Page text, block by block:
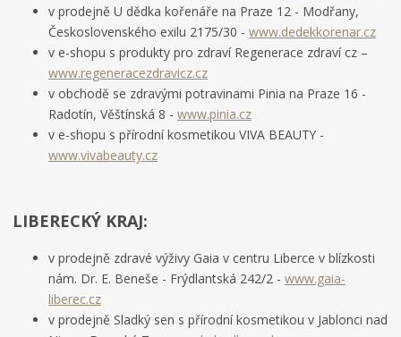
v prodejně U dědka kořenáře na Praze 12 - Modřany,
Československého exilu 2175/30 -www.dedekkorenar.cz
v e-shopu s produkty pro zdraví Regenerace zdraví cz –
www.regeneracezdravicz.cz
v obchodě se zdravými potravinami Pinia na Praze 16 -
Radotín, Věštínská 8 -www.pinia.cz
v e-shopu s přírodní kosmetikou VIVA BEAUTY -
www.vivabeauty.cz
LIBERECKÝ KRAJ:
v prodejně zdravé výživy Gaia v centru Liberce v blízkosti
nám. Dr. E. Beneše - Frýdlantská 242/2 -www.gaia-
liberec.cz
v prodejně Sladký sen s přírodní kosmetikou v Jablonci nad